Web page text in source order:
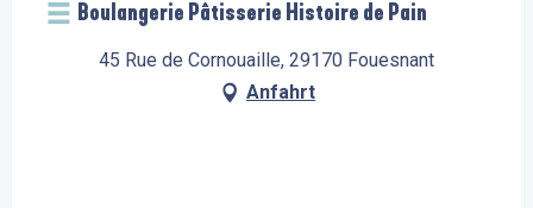
Boulangerie Pâtisserie Histoire de Pain
45 Rue de Cornouaille, 29170 Fouesnant
Anfahrt